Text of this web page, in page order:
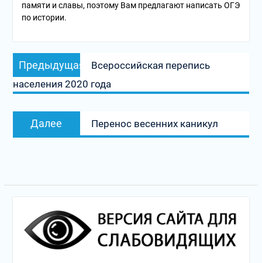
памяти и славы, поэтому Вам предлагают написать ОГЭ
по истории.
Навигация
по
записям
Предыдущая
запись:
Всероссийская перепись
населения 2020 года
Далее
запись:
Перенос весенних каникул